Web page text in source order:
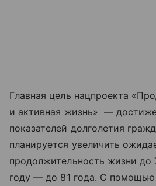
Главная цель нацпроекта
и активная жизнь» —
показателей долголетия
планируется увеличить
продолжительность жизни до
году — до 81 года. С помощью